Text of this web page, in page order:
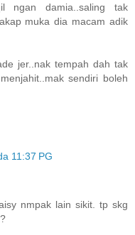
ngan damia..saling tak
muka dia macam adik
jer..nak tempah dah tak
sendiri boleh
11:37 PG
nmpak lain sikit. tp skg